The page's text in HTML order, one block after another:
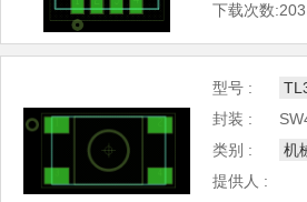
下载次数:203
型号 :
封装 :
类别 :
机
提供人 :